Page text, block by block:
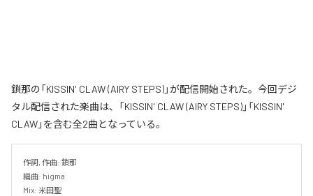
鎖那の「KISSIN' CLAW (AIRY STEPS)」が配信開始された。今回デジ
タル配信された楽曲は、「KISSIN' CLAW (AIRY STEPS)」「KISSIN'
CLAW」を含む全2曲となっている。
作詞, 作曲: 鎖那
編曲: higma
Mix: 米田聖